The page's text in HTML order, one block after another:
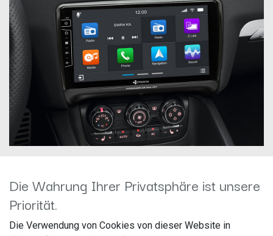
Dynavin D8-TT PRO 160GB
Hersteller: Dynavin
Die Wahrung Ihrer Privatsphäre ist unsere
Priorität.
Die Verwendung von Cookies von dieser Website in